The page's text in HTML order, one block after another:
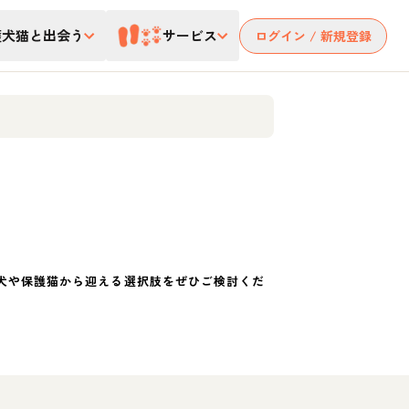
猫と出会う サービス ログイン / 新規登録
保護猫から迎える選択肢をぜひご検討くだ